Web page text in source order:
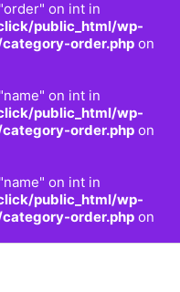
on int in
public_html/wp-
order.php on
on int in
public_html/wp-
order.php on
on int in
public_html/wp-
order.php on